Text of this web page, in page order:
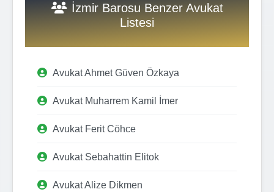
İzmir Barosu Benzer Avukat
Listesi
Avukat Ahmet Güven Özkaya
Avukat Muharrem Kamil İmer
Avukat Ferit Cöhce
Avukat Sebahattin Elitok
Avukat Alize Dikmen